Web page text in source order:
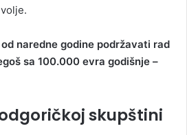
naredne godine podržavati rad
sa 100.000 evra godišnje –
skupštini